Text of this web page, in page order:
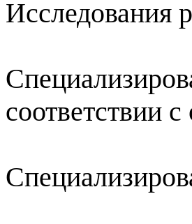
Исследования
соответствии